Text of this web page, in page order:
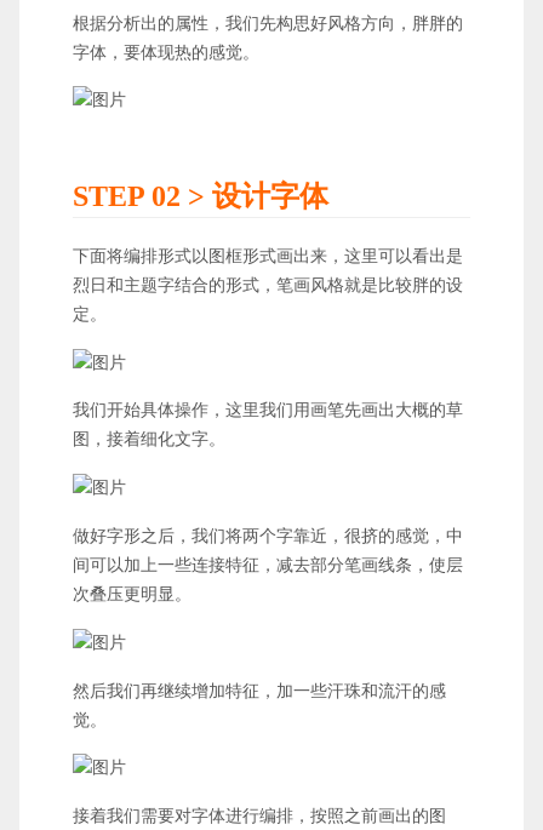
根据分析出的属性，我们先构思好风格方向，胖胖的
字体，要体现热的感觉。
STEP 02 > 设计字体
下面将编排形式以图框形式画出来，这里可以看出是
烈日和主题字结合的形式，笔画风格就是比较胖的设
定。
我们开始具体操作，这里我们用画笔先画出大概的草
图，接着细化文字。
做好字形之后，我们将两个字靠近，很挤的感觉，中
间可以加上一些连接特征，减去部分笔画线条，使层
次叠压更明显。
然后我们再继续增加特征，加一些汗珠和流汗的感
觉。
接着我们需要对字体进行编排，按照之前画出的图